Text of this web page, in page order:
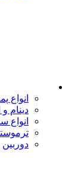
انواع
دینام
انواع
دوربین